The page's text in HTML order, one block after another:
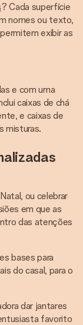
? Cada superfície
nomes ou texto,
exibir as
e com uma
caixas de chá
e caixas de
misturas.
ou celebrar
em que as
das atenções
bases para
do casal, para o
dar jantares
favorito